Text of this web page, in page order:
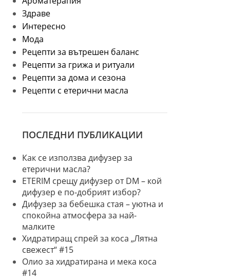
Здраве
Интересно
Мода
Рецепти за вътрешен баланс
Рецепти за грижа и ритуали
Рецепти за дома и сезона
Рецепти с етерични масла
ПОСЛЕДНИ ПУБЛИКАЦИИ
Как се използва дифузер за
етерични масла?
ETERIM срещу дифузер от DM – кой
дифузер е по-добрият избор?
Дифузер за бебешка стая – уютна и
спокойна атмосфера за най-
малките
Хидратиращ спрей за коса „Лятна
свежест“ #15
Олио за хидратирана и мека коса
#14